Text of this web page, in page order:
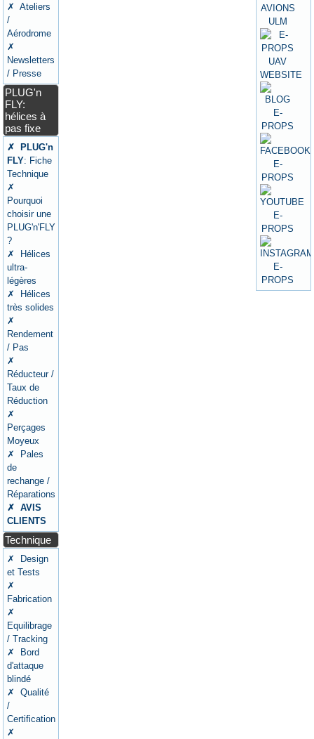
✗ Ateliers
/
Aérodrome
✗
Newsletters
/ Presse
PLUG'n
FLY:
hélices à
pas fixe
✗ PLUG'n
FLY: Fiche
Technique
✗
Pourquoi
choisir une
PLUG'n'FLY
?
✗ Hélices
ultra-
légères
✗ Hélices
très solides
✗
Rendement
/ Pas
✗
Réducteur /
Taux de
Réduction
✗
Perçages
Moyeux
✗ Pales
de
rechange /
Réparations
✗ AVIS
CLIENTS
Technique
✗ Design
et Tests
✗
Fabrication
✗
Equilibrage
/ Tracking
✗ Bord
d'attaque
blindé
✗ Qualité
/
Certification
✗